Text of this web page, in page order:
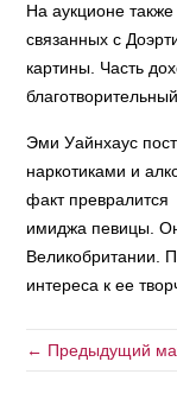
На аукционе
связанных с
картины. Часть
Эми Уайнхаус
наркотиками и
факт
имиджа певицы.
Великобритании.
интереса к ее
← Предыдущий